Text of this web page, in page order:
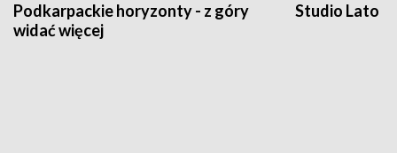
Podkarpackie horyzonty - z góry
widać więcej
Studio Lato